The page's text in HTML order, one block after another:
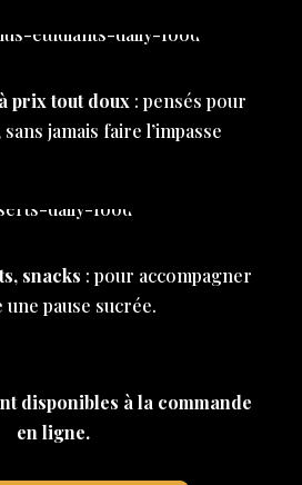
prix tout doux: pensés pour
jamais faire l’impasse
snacks : pour accompagner
pause sucrée.
disponibles à la commande
en ligne.